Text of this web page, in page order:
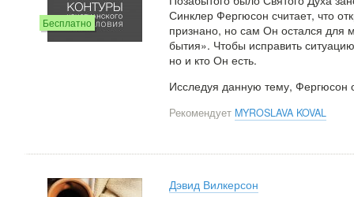
Бесплатно
Синклер Фергюсон считает, что
признано, но сам Он остался для
бытия». Чтобы исправить
но и кто Он есть.
Исследуя данную тему, Фергюсон
Рекомендует MYROSLAVA KOVAL
Дэвид Вилкерсон